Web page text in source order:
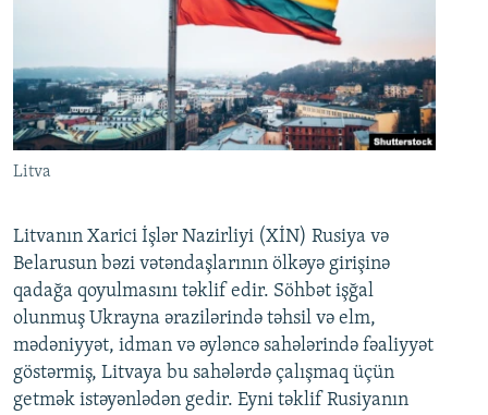
Litva
Litvanın Xarici İşlər Nazirliyi (XİN) Rusiya və
Belarusun bəzi vətəndaşlarının ölkəyə girişinə
qadağa qoyulmasını təklif edir. Söhbət işğal
olunmuş Ukrayna ərazilərində təhsil və elm,
mədəniyyət, idman və əyləncə sahələrində fəaliyyət
göstərmiş, Litvaya bu sahələrdə çalışmaq üçün
getmək istəyənlədən gedir. Eyni təklif Rusiyanın